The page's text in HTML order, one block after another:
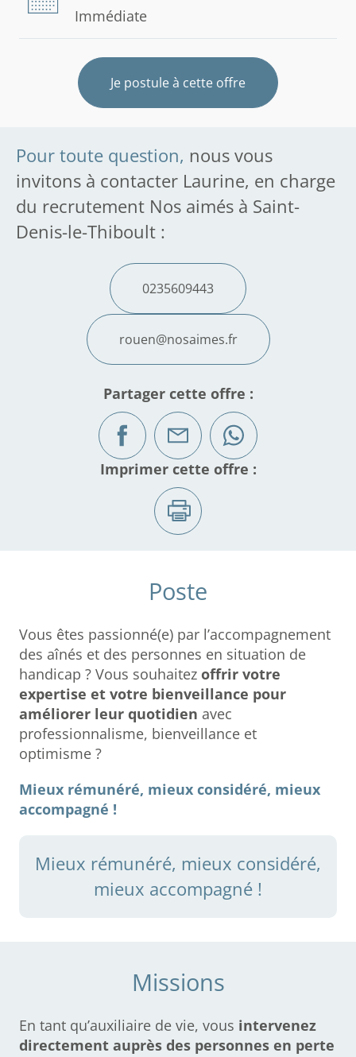
Immédiate
Je postule à cette offre
Pour toute question, nous vous
invitons à contacter Laurine, en charge
du recrutement Nos aimés à Saint-
Denis-le-Thiboult :
0235609443
rouen@nosaimes.fr
Partager cette offre :
Imprimer cette offre :
Poste
Vous êtes passionné(e) par l’accompagnement
des aînés et des personnes en situation de
handicap ? Vous souhaitez offrir votre
expertise et votre bienveillance pour
améliorer leur quotidien avec
professionnalisme, bienveillance et
optimisme ?
Mieux rémunéré, mieux considéré, mieux
accompagné !
Mieux rémunéré, mieux considéré,
mieux accompagné !
Missions
En tant qu’auxiliaire de vie, vous intervenez
directement auprès des personnes en perte